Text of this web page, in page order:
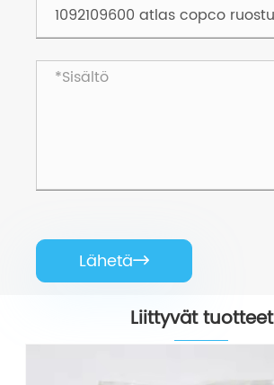
Lähetä
Liittyvät tuotteet